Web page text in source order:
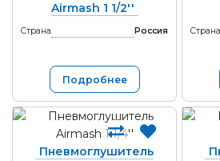
Airmash 1 1/2''
Страна Россия
Подробнее
Страна
Пневмоглушитель